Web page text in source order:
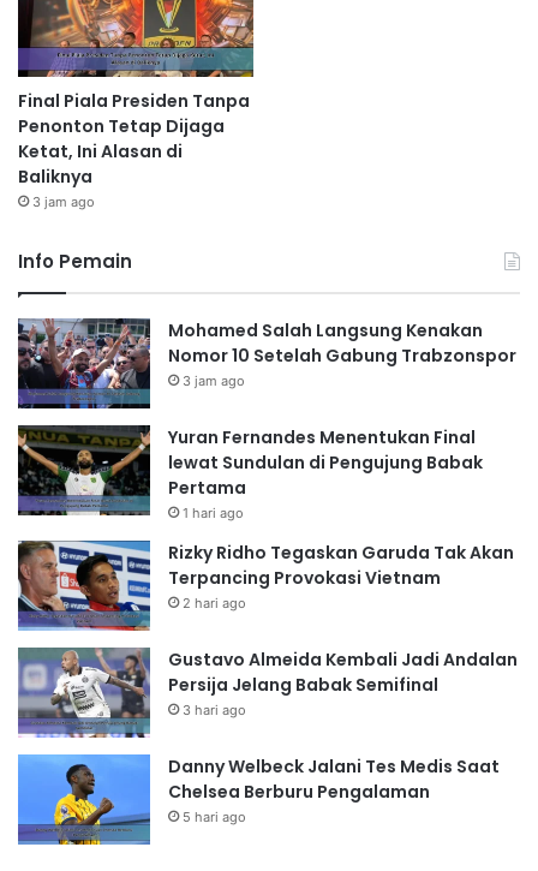
Final Piala Presiden Tanpa
Penonton Tetap Dijaga
Ketat, Ini Alasan di
Baliknya
3 jam ago
Info Pemain
Mohamed Salah Langsung Kenakan
Nomor 10 Setelah Gabung Trabzonspor
3 jam ago
Yuran Fernandes Menentukan Final
lewat Sundulan di Pengujung Babak
Pertama
1 hari ago
Rizky Ridho Tegaskan Garuda Tak Akan
Terpancing Provokasi Vietnam
2 hari ago
Gustavo Almeida Kembali Jadi Andalan
Persija Jelang Babak Semifinal
3 hari ago
Danny Welbeck Jalani Tes Medis Saat
Chelsea Berburu Pengalaman
5 hari ago